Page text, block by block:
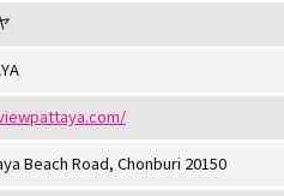
Beach Road, Chonburi 20150